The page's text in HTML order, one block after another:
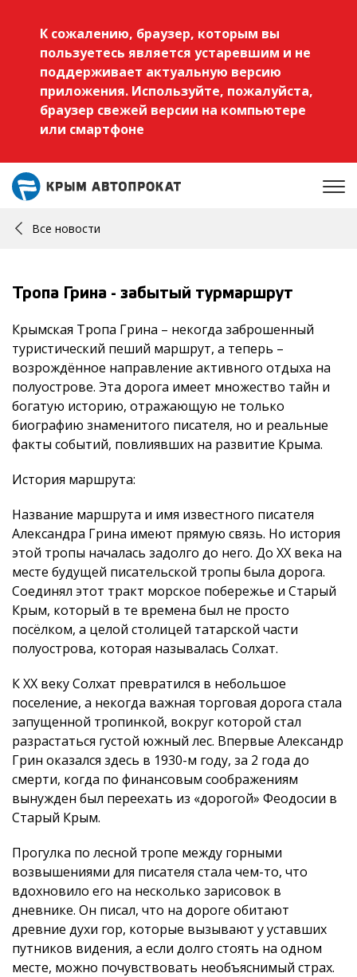
К сожалению, браузер, которым вы
пользуетесь является устаревшим и не
поддерживает актуальную версию
приложения. Используйте, пожалуйста,
браузер свежей версии на компьютере
или смартфоне
Все новости
Тропа Грина - забытый турмаршрут
Крымская Тропа Грина – некогда заброшенный
туристический пеший маршрут, а теперь –
возрождённое направление активного отдыха на
полуострове. Эта дорога имеет множество тайн и
богатую историю, отражающую не только
биографию знаменитого писателя, но и реальные
факты событий, повлиявших на развитие Крыма.
История маршрута:
Название маршрута и имя известного писателя
Александра Грина имеют прямую связь. Но история
этой тропы началась задолго до него. До XX века на
месте будущей писательской тропы была дорога.
Соединял этот тракт морское побережье и Старый
Крым, который в те времена был не просто
посёлком, а целой столицей татарской части
полуострова, которая называлась Солхат.
К XX веку Солхат превратился в небольшое
поселение, а некогда важная торговая дорога стала
запущенной тропинкой, вокруг которой стал
разрастаться густой южный лес. Впервые Александр
Грин оказался здесь в 1930-м году, за 2 года до
смерти, когда по финансовым соображениям
вынужден был переехать из «дорогой» Феодосии в
Старый Крым.
Прогулка по лесной тропе между горными
возвышениями для писателя стала чем-то, что
вдохновило его на несколько зарисовок в
дневнике. Он писал, что на дороге обитают
древние духи гор, которые вызывают у уставших
путников видения, а если долго стоять на одном
месте, можно почувствовать необъяснимый страх.